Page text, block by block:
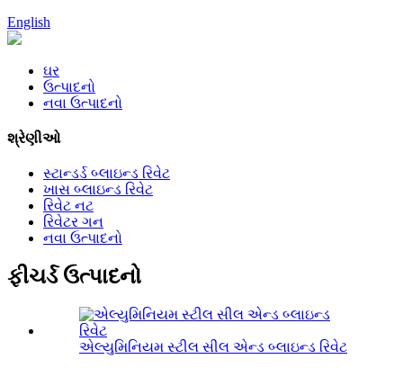
English
ઘર
ઉત્પાદનો
નવા ઉત્પાદનો
શ્રેણીઓ
સ્ટાન્ડર્ડ બ્લાઇન્ડ રિવેટ
ખાસ બ્લાઇન્ડ રિવેટ
રિવેટ નટ
રિવેટર ગન
નવા ઉત્પાદનો
ફીચર્ડ ઉત્પાદનો
એલ્યુમિનિયમ સ્ટીલ સીલ એન્ડ બ્લાઇન્ડ રિવેટ